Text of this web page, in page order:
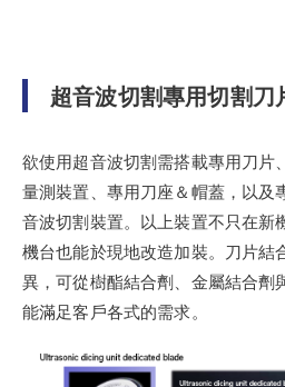
超音波切割專用切割刀
欲使用超音波切割需搭載專用刀片
量測裝置、專用刀座＆帽蓋，以及
音波切割裝置。以上裝置不只在新
機台也能於現地改造加裝。刀片結
異，可從樹酯結合劑、金屬結合劑
能滿足客戶各式的需求。